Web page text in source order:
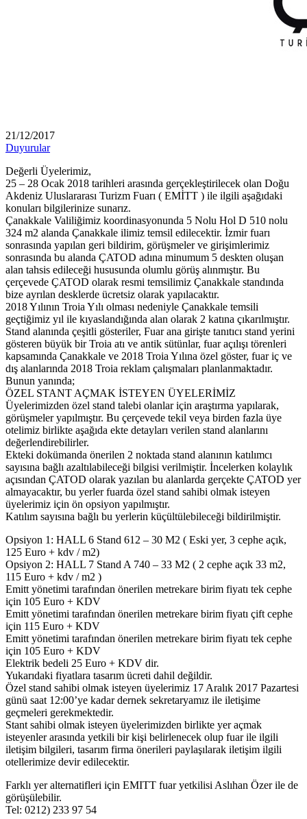
21/12/2017
Duyurular
Değerli Üyelerimiz,
25 – 28 Ocak 2018 tarihleri arasında gerçekleştirilecek olan Doğu
Akdeniz Uluslararası Turizm Fuarı ( EMİTT ) ile ilgili aşağıdaki
konuları bilgilerinize sunarız.
Çanakkale Valiliğimiz koordinasyonunda 5 Nolu Hol D 510 nolu
324 m2 alanda Çanakkale ilimiz temsil edilecektir. İzmir fuarı
sonrasında yapılan geri bildirim, görüşmeler ve girişimlerimiz
sonrasında bu alanda ÇATOD adına minumum 5 deskten oluşan
alan tahsis edileceği hususunda olumlu görüş alınmıştır. Bu
çerçevede ÇATOD olarak resmi temsilimiz Çanakkale standında
bize ayrılan desklerde ücretsiz olarak yapılacaktır.
2018 Yılının Troia Yılı olması nedeniyle Çanakkale temsili
geçtiğimiz yıl ile kıyaslandığında alan olarak 2 katına çıkarılmıştır.
Stand alanında çeşitli gösteriler, Fuar ana girişte tanıtıcı stand yerini
gösteren büyük bir Troia atı ve antik sütünlar, fuar açılışı törenleri
kapsamında Çanakkale ve 2018 Troia Yılına özel göster, fuar iç ve
dış alanlarında 2018 Troia reklam çalışmaları planlanmaktadır.
Bunun yanında;
ÖZEL STANT AÇMAK İSTEYEN ÜYELERİMİZ
Üyelerimizden özel stand talebi olanlar için araştırma yapılarak,
görüşmeler yapılmıştır. Bu çerçevede tekil veya birden fazla üye
otelimiz birlikte aşağıda ekte detayları verilen stand alanlarını
değerlendirebilirler.
Ekteki dokümanda önerilen 2 noktada stand alanının katılımcı
sayısına bağlı azaltılabileceği bilgisi verilmiştir. İncelerken kolaylık
açısından ÇATOD olarak yazılan bu alanlarda gerçekte ÇATOD yer
almayacaktır, bu yerler fuarda özel stand sahibi olmak isteyen
üyelerimiz için ön opsiyon yapılmıştır.
Katılım sayısına bağlı bu yerlerin küçültülebileceği bildirilmiştir.
Opsiyon 1: HALL 6 Stand 612 – 30 M2 ( Eski yer, 3 cephe açık,
125 Euro + kdv / m2)
Opsiyon 2: HALL 7 Stand A 740 – 33 M2 ( 2 cephe açık 33 m2,
115 Euro + kdv / m2 )
Emitt yönetimi tarafından önerilen metrekare birim fiyatı tek cephe
için 105 Euro + KDV
Emitt yönetimi tarafından önerilen metrekare birim fiyatı çift cephe
için 115 Euro + KDV
Emitt yönetimi tarafından önerilen metrekare birim fiyatı tek cephe
için 105 Euro + KDV
Elektrik bedeli 25 Euro + KDV dir.
Yukarıdaki fiyatlara tasarım ücreti dahil değildir.
Özel stand sahibi olmak isteyen üyelerimiz 17 Aralık 2017 Pazartesi
günü saat 12:00’ye kadar dernek sekretaryamız ile iletişime
geçmeleri gerekmektedir.
Stant sahibi olmak isteyen üyelerimizden birlikte yer açmak
isteyenler arasında yetkili bir kişi belirlenecek olup fuar ile ilgili
iletişim bilgileri, tasarım firma önerileri paylaşılarak iletişim ilgili
otellerimize devir edilecektir.
Farklı yer alternatifleri için EMITT fuar yetkilisi Aslıhan Özer ile de
görüşülebilir.
Tel: 0212) 233 97 54